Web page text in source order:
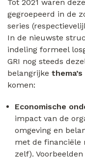
Tot 2021 waren
gegroepeerd in de
series
In de nieuwste
indeling formeel
GRI nog steeds
belangrijke thema’s
komen:
Economische
impact van de
omgeving en
met de financiële
zelf). Voorbeelden